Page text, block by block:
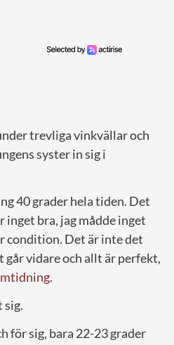
trevliga vinkvällar och
syster in sig i
40 grader hela tiden. Det
bra, jag mådde inget
condition. Det är inte det
går vidare och allt är perfekt,
.
sig.
för sig, bara 22-23 grader